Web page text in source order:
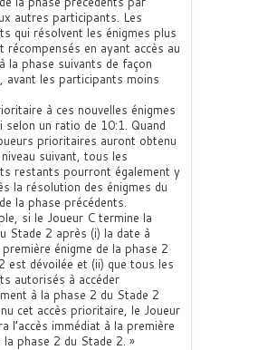
autres participants. Les
qui résolvent les énigmes plus
récompensés en ayant accès au
la phase suivants de façon
avant les participants moins
à ces nouvelles énigmes
selon un ratio de 10:1. Quand
prioritaires auront obtenu
niveau suivant, tous les
restants pourront également y
la résolution des énigmes du
la phase précédents.
si le Joueur C termine la
Stade 2 après (i) la date à
première énigme de la phase 2
est dévoilée et (ii) que tous les
autorisés à accéder
à la phase 2 du Stade 2
cet accès prioritaire, le Joueur
l’accès immédiat à la première
la phase 2 du Stade 2. »